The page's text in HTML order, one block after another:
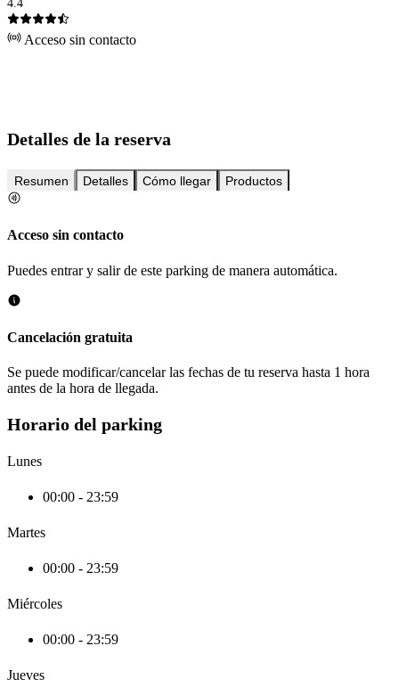
4.4
Acceso sin contacto
Detalles de la reserva
Resumen Detalles Cómo llegar Productos
Acceso sin contacto
Puedes entrar y salir de este parking de manera automática.
Cancelación gratuita
Se puede modificar/cancelar las fechas de tu reserva hasta 1 hora
antes de la hora de llegada.
Horario del parking
Lunes
00:00 - 23:59
Martes
00:00 - 23:59
Miércoles
00:00 - 23:59
Jueves